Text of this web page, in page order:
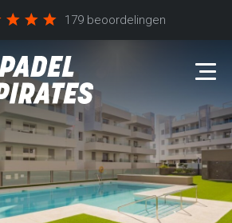
179 beoordelingen